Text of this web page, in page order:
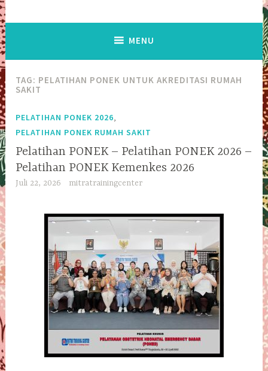
MENU
TAG: PELATIHAN PONEK UNTUK AKREDITASI RUMAH
SAKIT
PELATIHAN PONEK 2026,
PELATIHAN PONEK RUMAH SAKIT
Pelatihan PONEK – Pelatihan PONEK 2026 –
Pelatihan PONEK Kemenkes 2026
Juli 22, 2026 mitratrainingcenter